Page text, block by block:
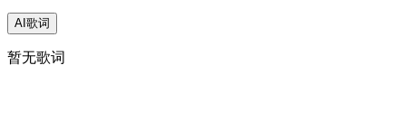
AI歌词
暂无歌词